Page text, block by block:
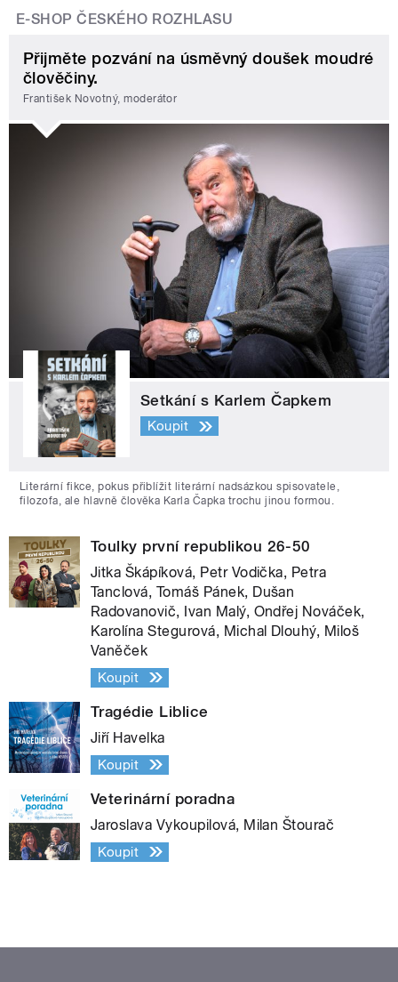
E-SHOP ČESKÉHO ROZHLASU
Přijměte pozvání na úsměvný doušek moudré
člověčiny.
František Novotný, moderátor
Setkání s Karlem Čapkem
Koupit
Literární fikce, pokus přiblížit literární nadsázkou spisovatele,
filozofa, ale hlavně člověka Karla Čapka trochu jinou formou.
Toulky první republikou 26-50
Jitka Škápíková, Petr Vodička, Petra
Tanclová, Tomáš Pánek, Dušan
Radovanovič, Ivan Malý, Ondřej Nováček,
Karolína Stegurová, Michal Dlouhý, Miloš
Vaněček
Koupit
Tragédie Liblice
Jiří Havelka
Koupit
Veterinární poradna
Jaroslava Vykoupilová, Milan Štourač
Koupit